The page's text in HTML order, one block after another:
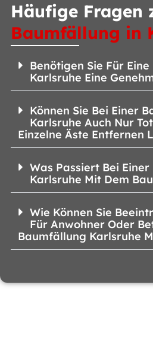
Häufige Fragen
Baumfällung in
Benötigen Sie Für
Karlsruhe Eine
Können Sie Bei Einer
Karlsruhe Auch Nur
Einzelne Äste Entfernen
Was Passiert Bei
Karlsruhe Mit Dem
Wie Können Sie
Für Anwohner Oder
Baumfällung Karlsruhe